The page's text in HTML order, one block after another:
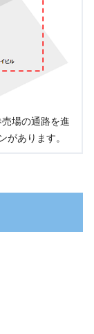
場の通路を進
があります。